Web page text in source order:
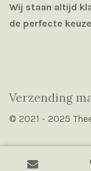
Wij staan altijd
de perfecte
Verzending
© 2021 - 2025